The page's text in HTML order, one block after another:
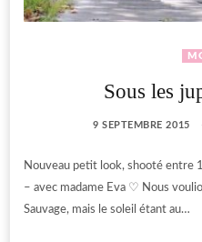
Sous les
9 SEPTEMBRE 2015
Nouveau petit look, shooté entre
– avec madame Eva ♡ Nous
Sauvage, mais le soleil étant au…